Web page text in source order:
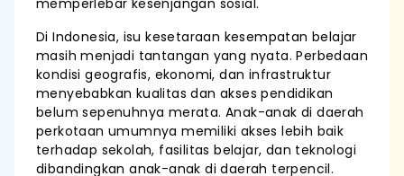
memperlebar kesenjangan sosial.
Di Indonesia, isu kesetaraan kesempatan belajar
masih menjadi tantangan yang nyata. Perbedaan
kondisi geografis, ekonomi, dan infrastruktur
menyebabkan kualitas dan akses pendidikan
belum sepenuhnya merata. Anak-anak di daerah
perkotaan umumnya memiliki akses lebih baik
terhadap sekolah, fasilitas belajar, dan teknologi
dibandingkan anak-anak di daerah terpencil.